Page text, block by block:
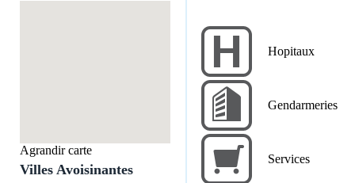
Agrandir carte
Villes Avoisinantes
Hopitaux
Gendarmeries
Services